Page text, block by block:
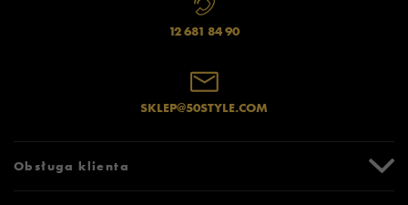
12 681 84 90
SKLEP@50STYLE.COM
Obsługa klienta